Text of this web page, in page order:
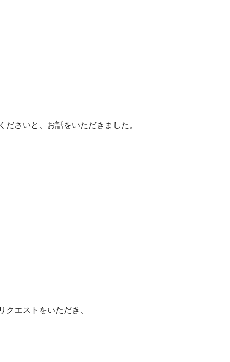
さいと、お話をいただきました。
エストをいただき、